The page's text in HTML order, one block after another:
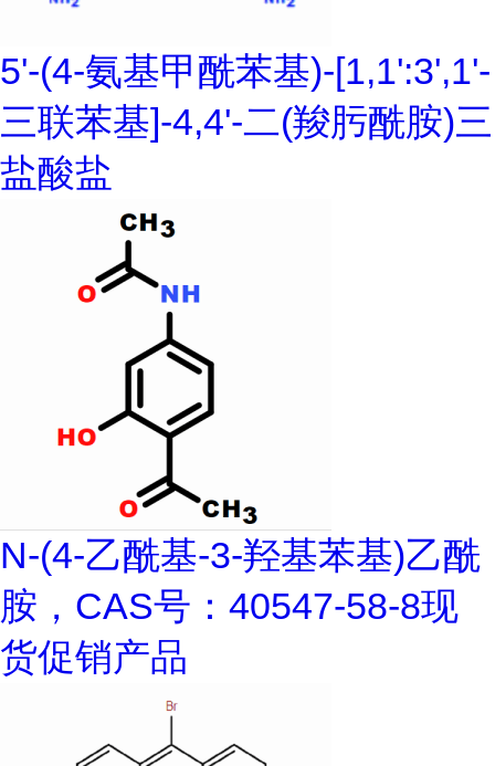
5'-(4-氨基甲酰苯基)-[1,1':3',1'-
三联苯基]-4,4'-二(羧肟酰胺)三
盐酸盐
N-(4-乙酰基-3-羟基苯基)乙酰
胺，CAS号：40547-58-8现
货促销产品